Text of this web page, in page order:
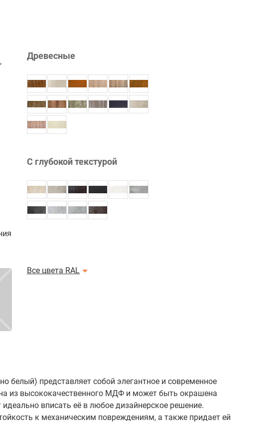
Древесные
С глубокой текстурой
Все цвета RAL
белый) представляет собой элегантное и современное
из высококачественного МДФ и может быть окрашена
вписать её в любое дизайнерское решение.
к механическим повреждениям, а также придает ей